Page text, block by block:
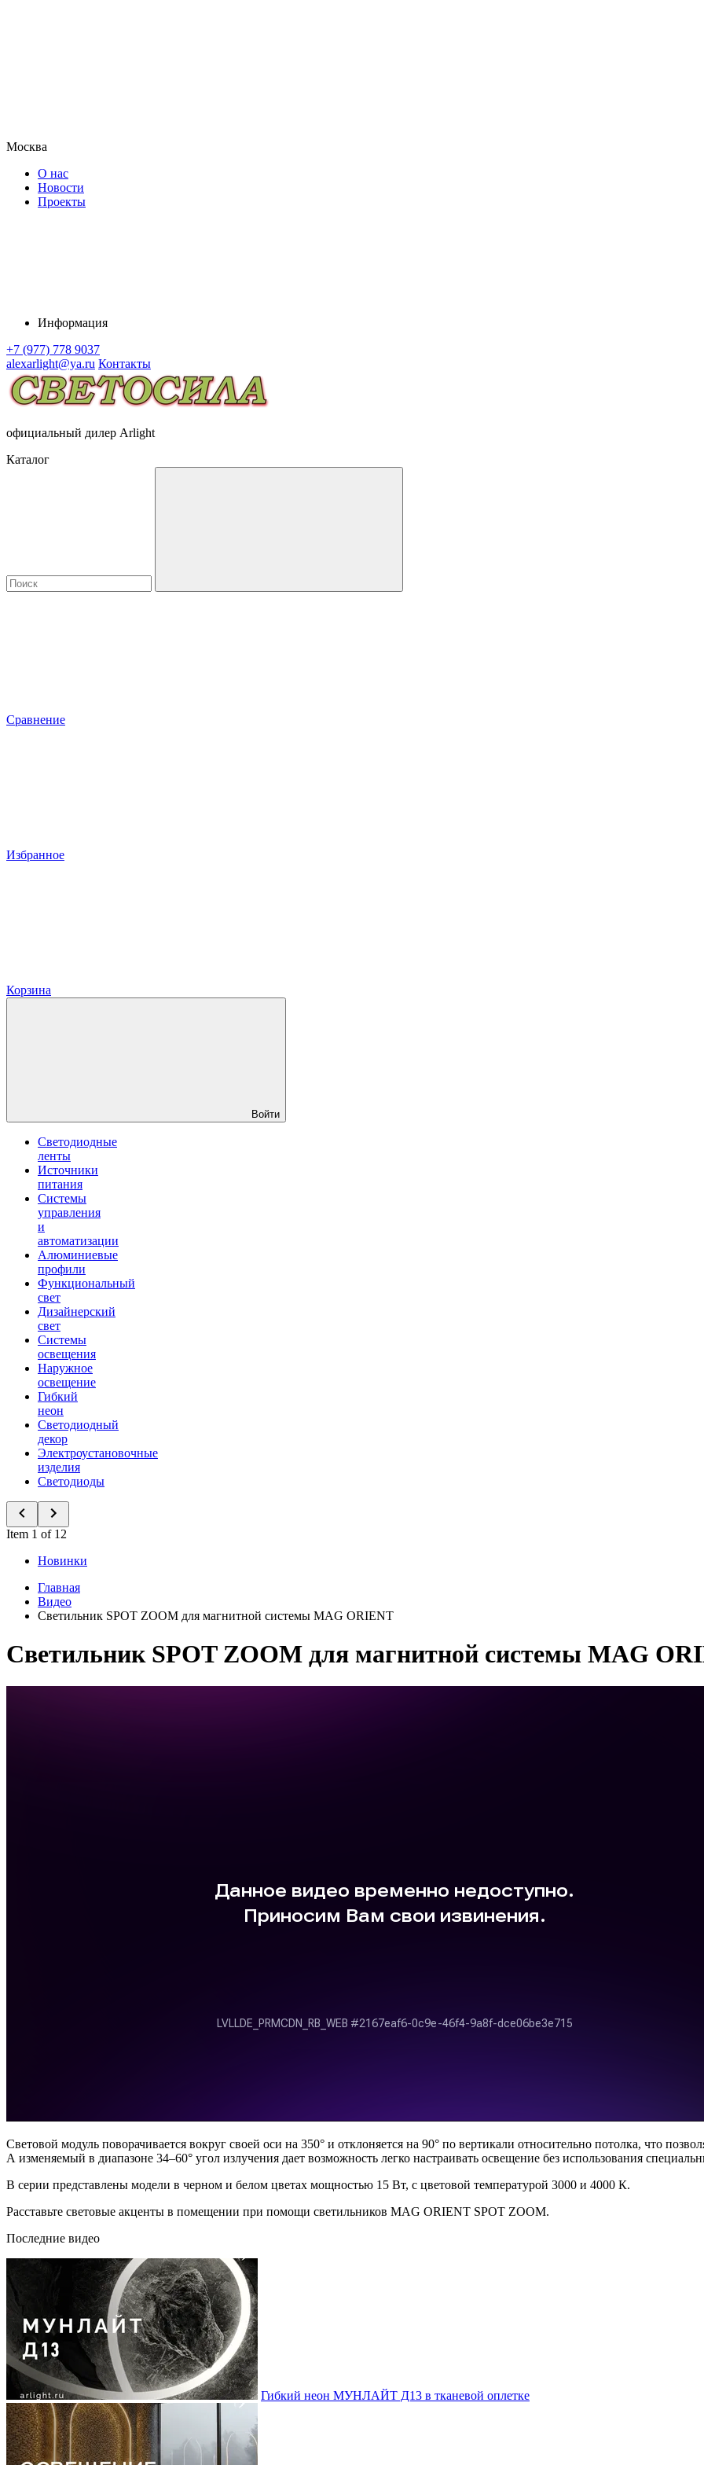
Москва
О нас
Новости
Проекты
Информация
+7 (977) 778 9037
alexarlight@ya.ru Контакты
официальный дилер Arlight
Каталог
Сравнение
Избранное
Корзина
Войти
Светодиодные
ленты
Источники
питания
Системы
управления
и
автоматизации
Алюминиевые
профили
Функциональный
свет
Дизайнерский
свет
Системы
освещения
Наружное
освещение
Гибкий
неон
Светодиодный
декор
Электроустановочные
изделия
Светодиоды
Item 1 of 12
Новинки
Главная
Видео
Светильник SPOT ZOOM для магнитной системы MAG ORIENT
Светильник SPOT ZOOM для магнитной системы MAG
Световой модуль поворачивается вокруг своей оси на 350° и отклоняется на 90° по вертикали относительно потолка, что
А изменяемый в диапазоне 34–60° угол излучения дает возможность легко настраивать освещение без использования
В серии представлены модели в черном и белом цветах мощностью 15 Вт, с цветовой температурой 3000 и 4000 К.
Расставьте световые акценты в помещении при помощи светильников MAG ORIENT SPOT ZOOM.
Последние видео
Гибкий неон МУНЛАЙТ Д13 в тканевой оплетке